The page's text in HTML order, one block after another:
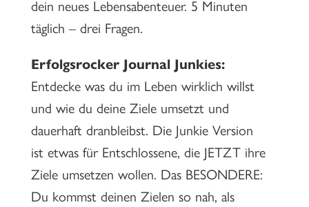
dein neues Lebensabenteuer. 5 Minuten
täglich – drei Fragen.
Erfolgsrocker Journal Junkies:
Entdecke was du im Leben wirklich willst
und wie du deine Ziele umsetzt und
dauerhaft dranbleibst. Die Junkie Version
ist etwas für Entschlossene, die JETZT ihre
Ziele umsetzen wollen. Das BESONDERE:
Du kommst deinen Zielen so nah, als